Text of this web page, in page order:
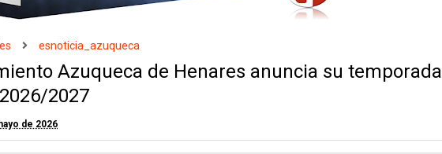
esnoticia_azuqueca
Azuqueca de Henares anuncia su temporada
2027
de 2026